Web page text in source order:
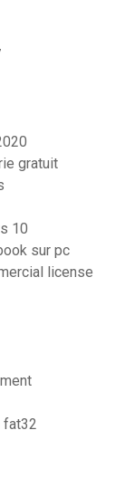
gratuit
10
sur pc
license
fat32